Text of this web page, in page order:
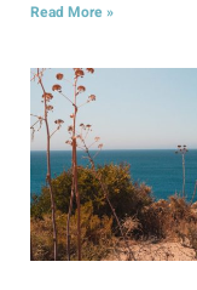
Read More »